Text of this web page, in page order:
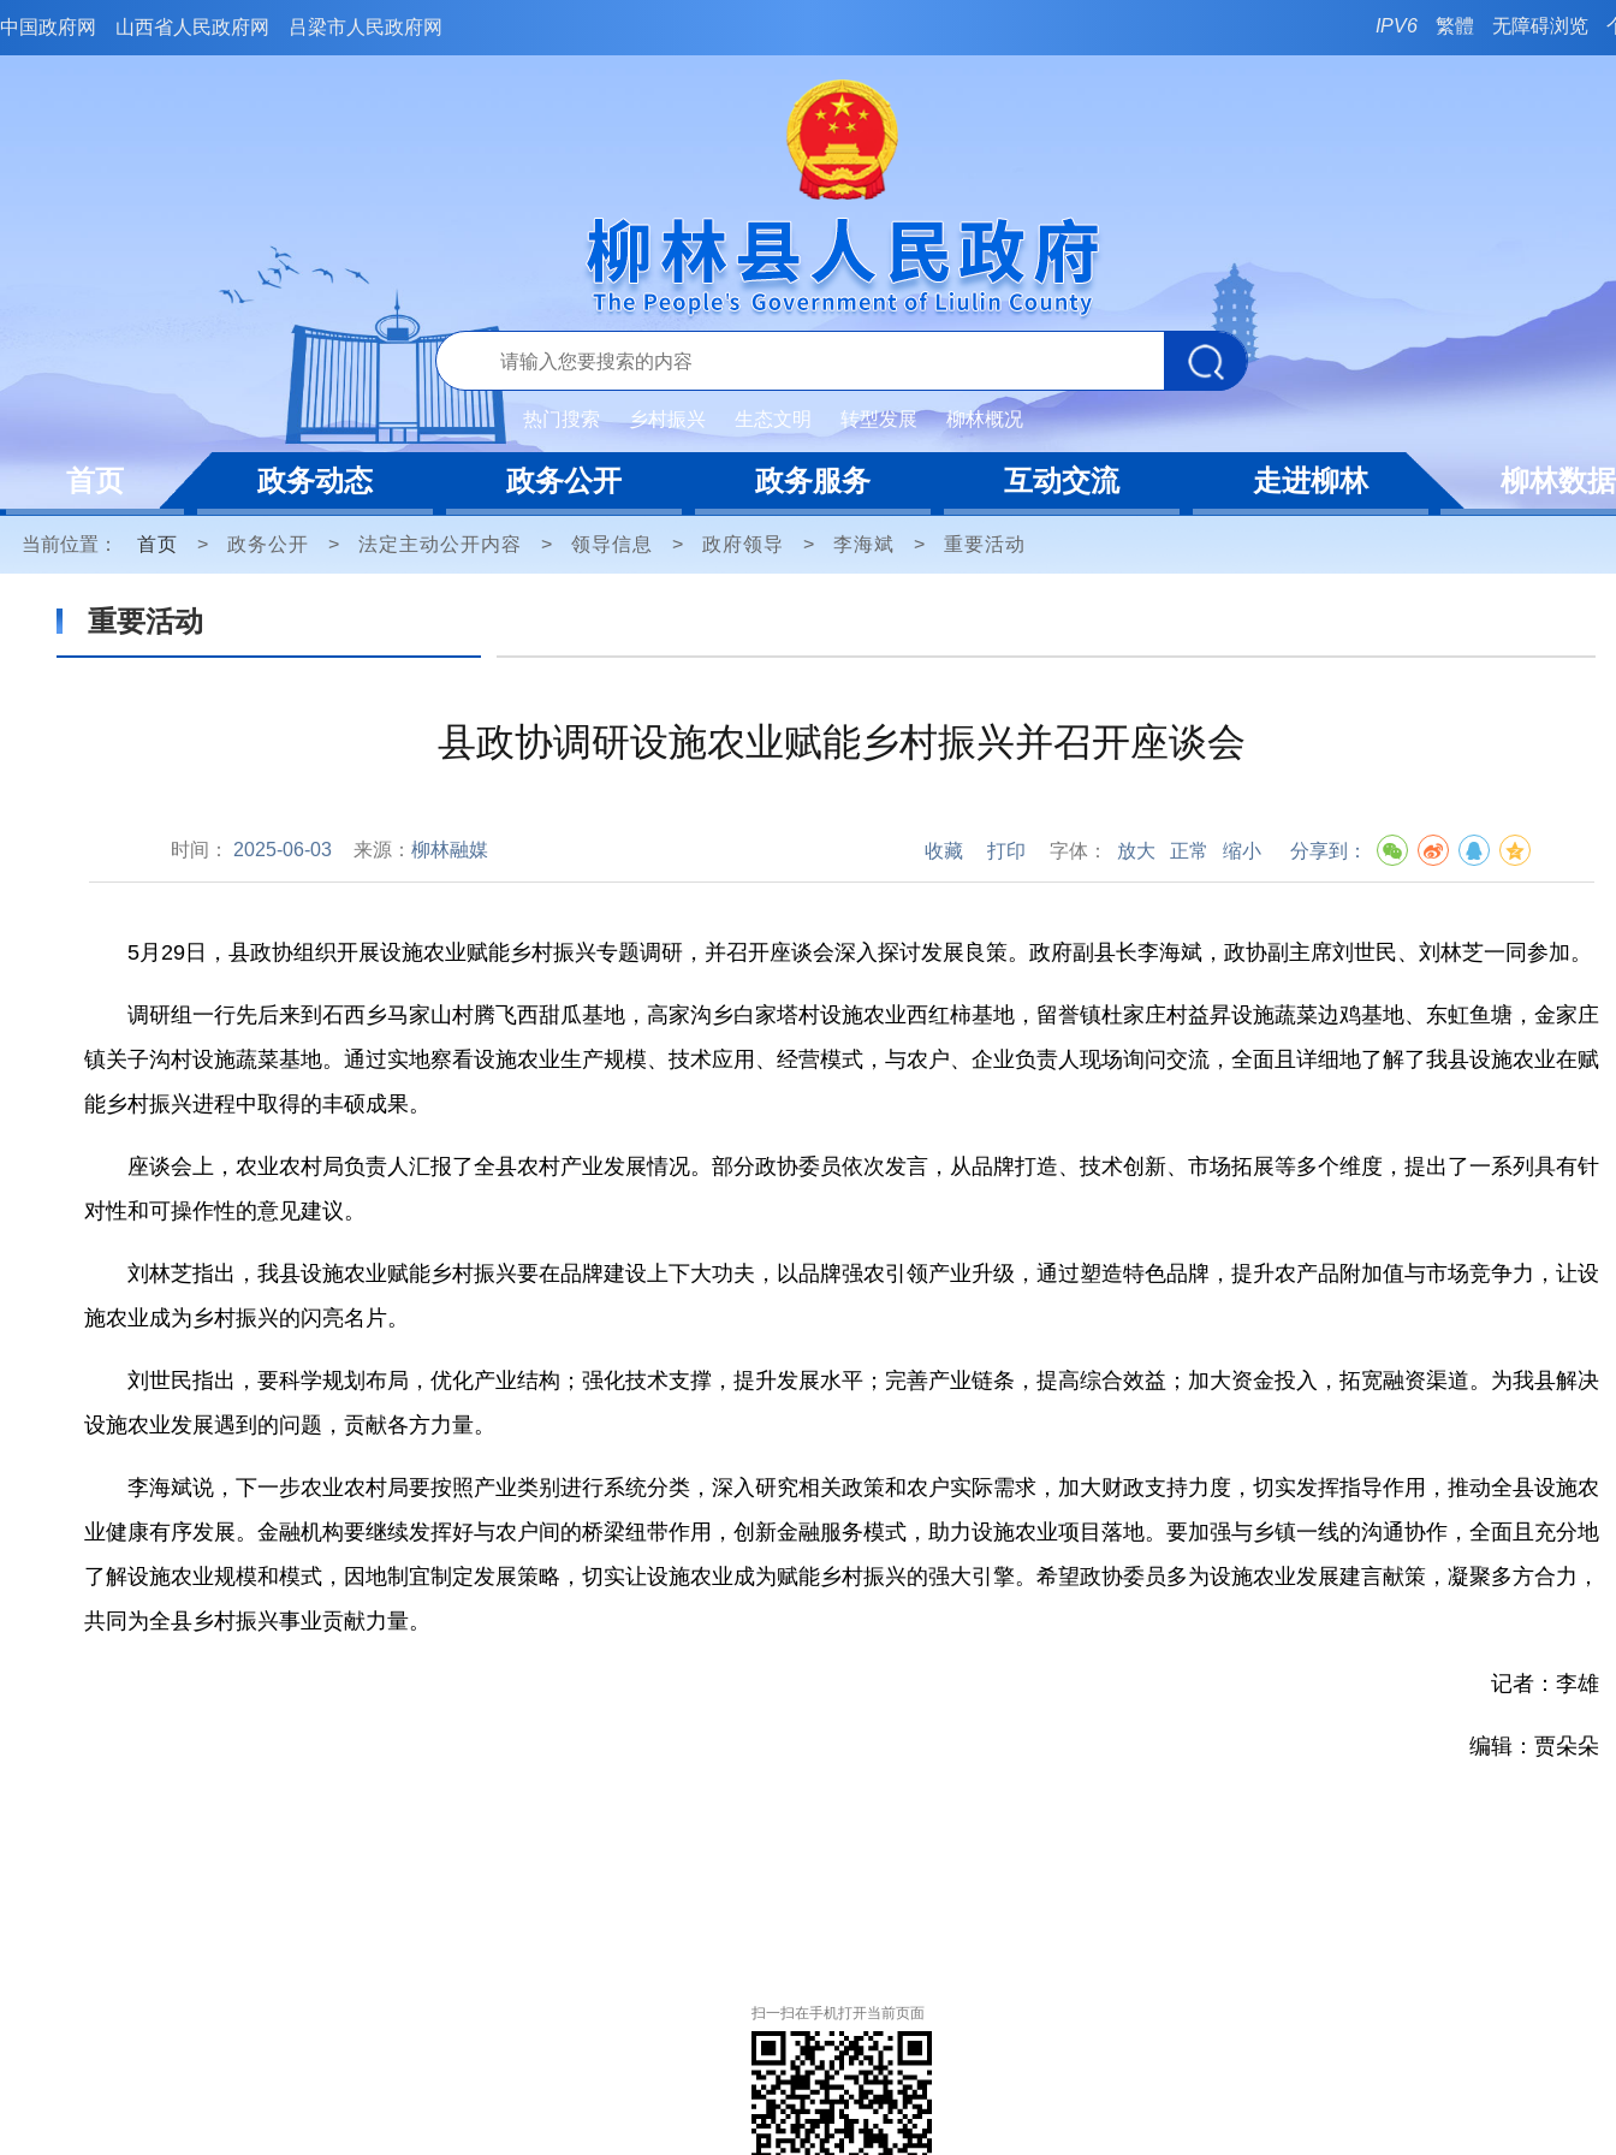
中国政府网 山西省人民政府网 吕梁市人民政府网 IPV6 繁體 无障碍浏览
热门搜索 乡村振兴 生态文明 转型发展 柳林概况
首页 政务动态 政务公开 政务服务 互动交流 走进柳林 柳林数据
当前位置： 首页 > 政务公开 > 法定主动公开内容 > 领导信息 > 政府领导 > 李海斌 > 重要活动
重要活动
县政协调研设施农业赋能乡村振兴并召开座谈会
时间： 2025-06-03 来源：柳林融媒 收藏 打印 字体： 放大 正常 缩小 分享到：
5月29日，县政协组织开展设施农业赋能乡村振兴专题调研，并召开座谈会深入探讨发展良策。政府副县长李海斌，政协副主席刘世民、刘林芝一同参加。
调研组一行先后来到石西乡马家山村腾飞西甜瓜基地，高家沟乡白家塔村设施农业西红柿基地，留誉镇杜家庄村益昇设施蔬菜边鸡基地、东虹鱼塘，金家庄
镇关子沟村设施蔬菜基地。通过实地察看设施农业生产规模、技术应用、经营模式，与农户、企业负责人现场询问交流，全面且详细地了解了我县设施农业在赋
能乡村振兴进程中取得的丰硕成果。
座谈会上，农业农村局负责人汇报了全县农村产业发展情况。部分政协委员依次发言，从品牌打造、技术创新、市场拓展等多个维度，提出了一系列具有针
对性和可操作性的意见建议。
刘林芝指出，我县设施农业赋能乡村振兴要在品牌建设上下大功夫，以品牌强农引领产业升级，通过塑造特色品牌，提升农产品附加值与市场竞争力，让设
施农业成为乡村振兴的闪亮名片。
刘世民指出，要科学规划布局，优化产业结构；强化技术支撑，提升发展水平；完善产业链条，提高综合效益；加大资金投入，拓宽融资渠道。为我县解决
设施农业发展遇到的问题，贡献各方力量。
李海斌说，下一步农业农村局要按照产业类别进行系统分类，深入研究相关政策和农户实际需求，加大财政支持力度，切实发挥指导作用，推动全县设施农
业健康有序发展。金融机构要继续发挥好与农户间的桥梁纽带作用，创新金融服务模式，助力设施农业项目落地。要加强与乡镇一线的沟通协作，全面且充分地
了解设施农业规模和模式，因地制宜制定发展策略，切实让设施农业成为赋能乡村振兴的强大引擎。希望政协委员多为设施农业发展建言献策，凝聚多方合力，
共同为全县乡村振兴事业贡献力量。
记者：李雄
编辑：贾朵朵
扫一扫在手机打开当前页面